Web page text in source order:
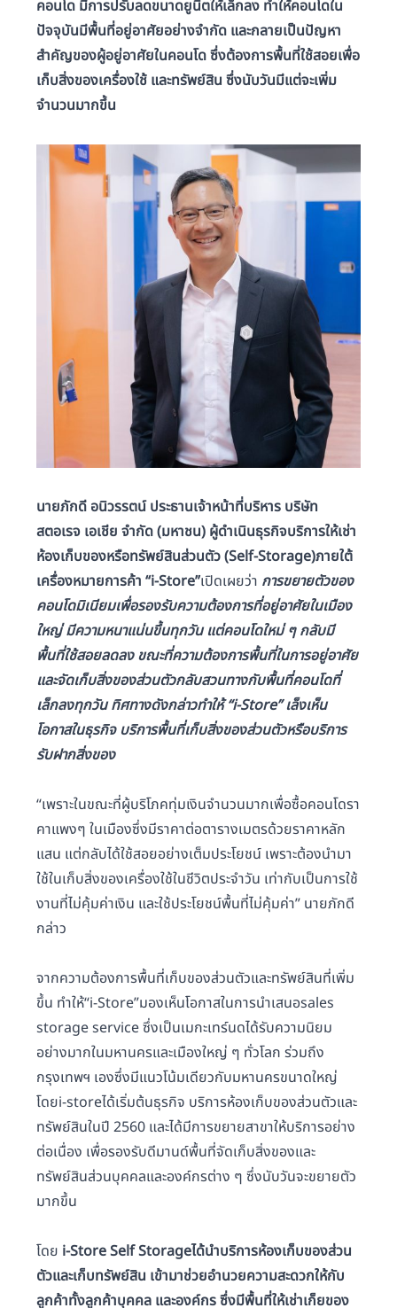
คอนโด มีการปรับลดขนาดยูนิตให้เล็กลง ทำให้คอนโดใน
ปัจจุบันมีพื้นที่อยู่อาศัยอย่างจำกัด และกลายเป็นปัญหา
สำคัญของผู้อยู่อาศัยในคอนโด ซึ่งต้องการพื้นที่ใช้สอยเพื่อ
เก็บสิ่งของเครื่องใช้ และทรัพย์สิน ซึ่งนับวันมีแต่จะเพิ่ม
จำนวนมากขึ้น
นายภักดี อนิวรรตน์ ประธานเจ้าหน้าที่บริหาร บริษัท
สตอเรจ เอเชีย จำกัด (มหาชน) ผู้ดำเนินธุรกิจบริการให้เช่า
ห้องเก็บของหรือทรัพย์สินส่วนตัว (Self-Storage)ภายใต้
เครื่องหมายการค้า “i-Store”เปิดเผยว่า การขยายตัวของ
คอนโดมิเนียมเพื่อรองรับความต้องการที่อยู่อาศัยในเมือง
ใหญ่ มีความหนาแน่นขึ้นทุกวัน แต่คอนโดใหม่ ๆ กลับมี
พื้นที่ใช้สอยลดลง ขณะที่ความต้องการพื้นที่ในการอยู่อาศัย
และจัดเก็บสิ่งของส่วนตัวกลับสวนทางกับพื้นที่คอนโดที่
เล็กลงทุกวัน ทิศทางดังกล่าวทำให้ “i-Store” เล็งเห็น
โอกาสในธุรกิจ บริการพื้นที่เก็บสิ่งของส่วนตัวหรือบริการ
รับฝากสิ่งของ
“เพราะในขณะที่ผู้บริโภคทุ่มเงินจำนวนมากเพื่อซื้อคอนโดรา
คาแพงๆ ในเมืองซึ่งมีราคาต่อตารางเมตรด้วยราคาหลัก
แสน แต่กลับได้ใช้สอยอย่างเต็มประโยชน์ เพราะต้องนำมา
ใช้ในเก็บสิ่งของเครื่องใช้ในชีวิตประจำวัน เท่ากับเป็นการใช้
งานที่ไม่คุ้มค่าเงิน และใช้ประโยชน์พื้นที่ไม่คุ้มค่า” นายภักดี
กล่าว
จากความต้องการพื้นที่เก็บของส่วนตัวและทรัพย์สินที่เพิ่ม
ขึ้น ทำให้“i-Store”มองเห็นโอกาสในการนำเสนอsales
storage service ซึ่งเป็นเมกะเทร์นดได้รับความนิยม
อย่างมากในมหานครและเมืองใหญ่ ๆ ทั่วโลก ร่วมถึง
กรุงเทพฯ เองซึ่งมีแนวโน้มเดียวกับมหานครขนาดใหญ่
โดยi-storeได้เริ่มต้นธุรกิจ บริการห้องเก็บของส่วนตัวและ
ทรัพย์สินในปี 2560 และได้มีการขยายสาขาให้บริการอย่าง
ต่อเนื่อง เพื่อรองรับดีมานด์พื้นที่จัดเก็บสิ่งของและ
ทรัพย์สินส่วนบุคคลและองค์กรต่าง ๆ ซึ่งนับวันจะขยายตัว
มากขึ้น
โดย i-Store Self Storageได้นำบริการห้องเก็บของส่วน
ตัวและเก็บทรัพย์สิน เข้ามาช่วยอำนวยความสะดวกให้กับ
ลูกค้าทั้งลูกค้าบุคคล และองค์กร ซึ่งมีพื้นที่ให้เช่าเก็ยของ